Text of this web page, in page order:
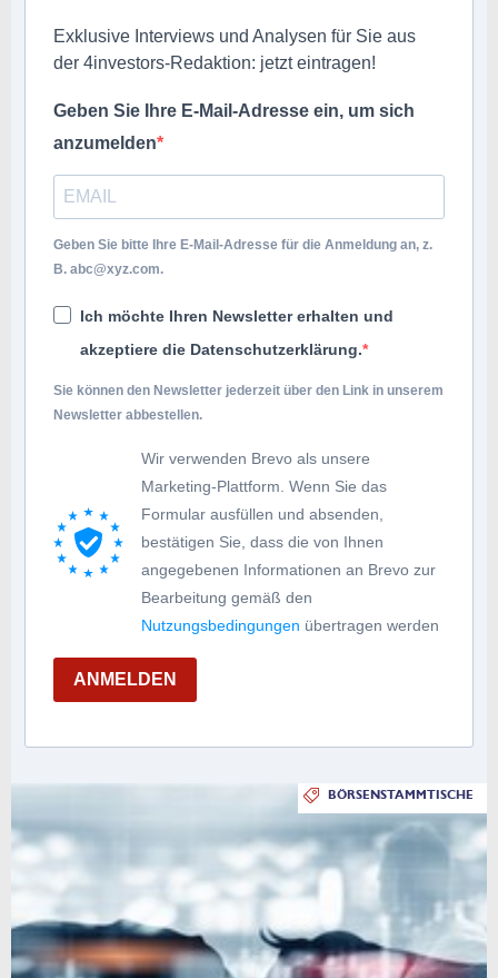
Exklusive Interviews und Analysen für Sie aus
der 4investors-Redaktion: jetzt eintragen!
Geben Sie Ihre E-Mail-Adresse ein, um sich
anzumelden
Geben Sie bitte Ihre E-Mail-Adresse für die Anmeldung an, z.
B. abc@xyz.com.
Ich möchte Ihren Newsletter erhalten und
akzeptiere die Datenschutzerklärung.
Sie können den Newsletter jederzeit über den Link in unserem
Newsletter abbestellen.
Wir verwenden Brevo als unsere
Marketing-Plattform. Wenn Sie das
Formular ausfüllen und absenden,
bestätigen Sie, dass die von Ihnen
angegebenen Informationen an Brevo zur
Bearbeitung gemäß den
Nutzungsbedingungen übertragen werden
ANMELDEN
BÖRSENSTAMMTISCHE